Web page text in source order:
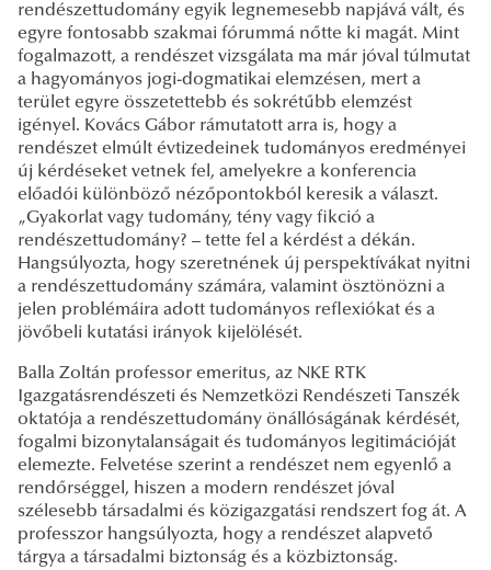
rendészettudomány egyik legnemesebb napjává vált, és
egyre fontosabb szakmai fórummá nőtte ki magát. Mint
fogalmazott, a rendészet vizsgálata ma már jóval túlmutat
a hagyományos jogi-dogmatikai elemzésen, mert a
terület egyre összetettebb és sokrétűbb elemzést
igényel. Kovács Gábor rámutatott arra is, hogy a
rendészet elmúlt évtizedeinek tudományos eredményei
új kérdéseket vetnek fel, amelyekre a konferencia
előadói különböző nézőpontokból keresik a választ.
„Gyakorlat vagy tudomány, tény vagy fikció a
rendészettudomány? – tette fel a kérdést a dékán.
Hangsúlyozta, hogy szeretnének új perspektívákat nyitni
a rendészettudomány számára, valamint ösztönözni a
jelen problémáira adott tudományos reflexiókat és a
jövőbeli kutatási irányok kijelölését.
Balla Zoltán professor emeritus, az NKE RTK
Igazgatásrendészeti és Nemzetközi Rendészeti Tanszék
oktatója a rendészettudomány önállóságának kérdését,
fogalmi bizonytalanságait és tudományos legitimációját
elemezte. Felvetése szerint a rendészet nem egyenlő a
rendőrséggel, hiszen a modern rendészet jóval
szélesebb társadalmi és közigazgatási rendszert fog át. A
professzor hangsúlyozta, hogy a rendészet alapvető
tárgya a társadalmi biztonság és a közbiztonság.